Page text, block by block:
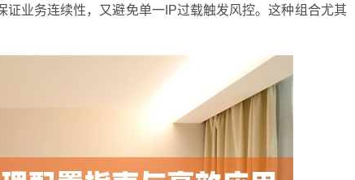
业务连续性，又避免单一IP过载触发风控。这种组合尤其